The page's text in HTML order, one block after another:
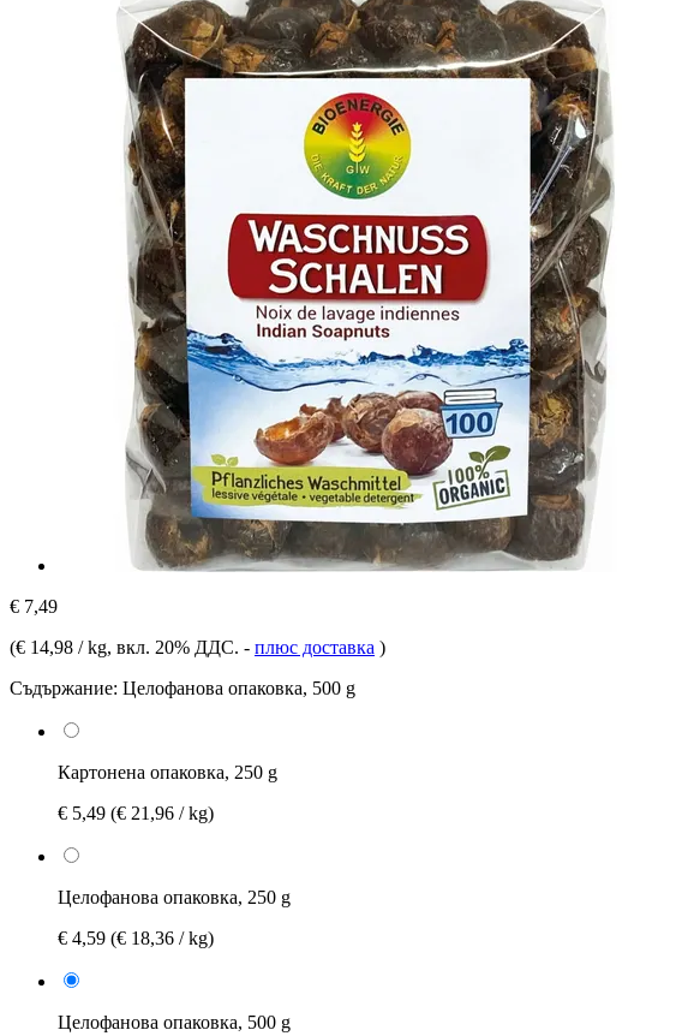
€ 7,49
(€ 14,98 / kg, вкл. 20% ДДС. - плюс доставка )
Съдържание: Целофанова опаковка, 500 g
Картонена опаковка, 250 g
€ 5,49 (€ 21,96 / kg)
Целофанова опаковка, 250 g
€ 4,59 (€ 18,36 / kg)
Целофанова опаковка, 500 g